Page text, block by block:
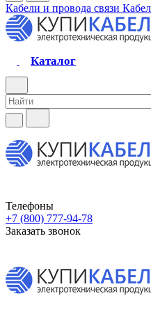
Кабели и провода связи
Каталог
Телефоны
+7 (800) 777-94-78
Заказать звонок